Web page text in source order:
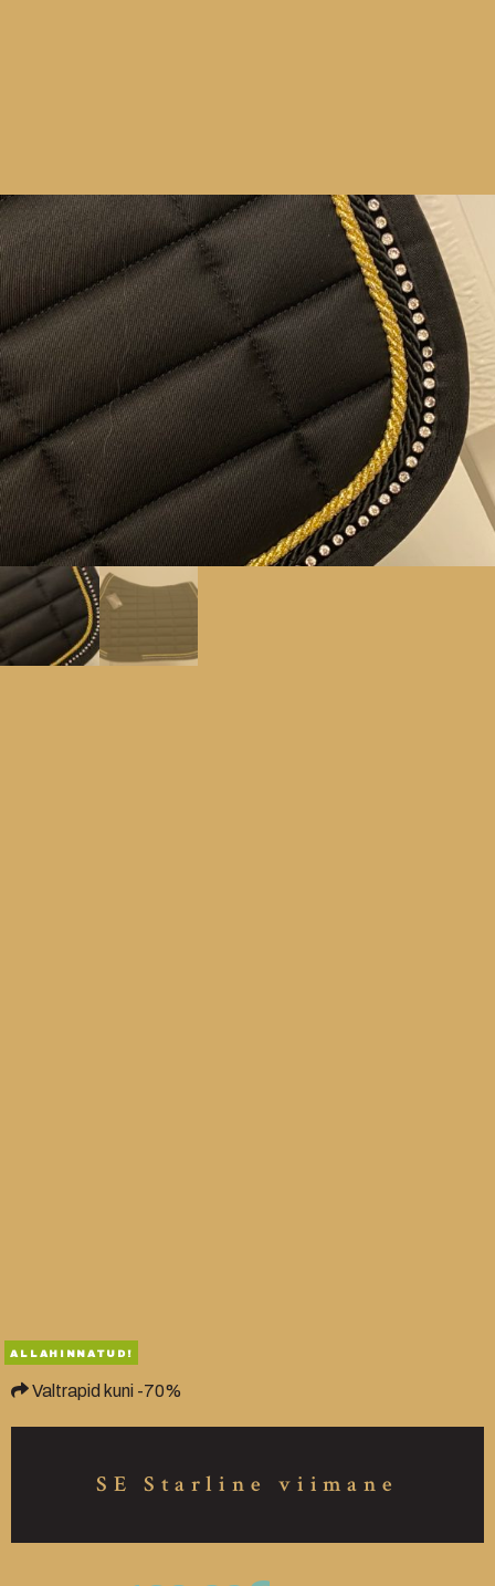
Valtrapid kuni -70%
ALLAHINNATUD!
SE Starline viimane